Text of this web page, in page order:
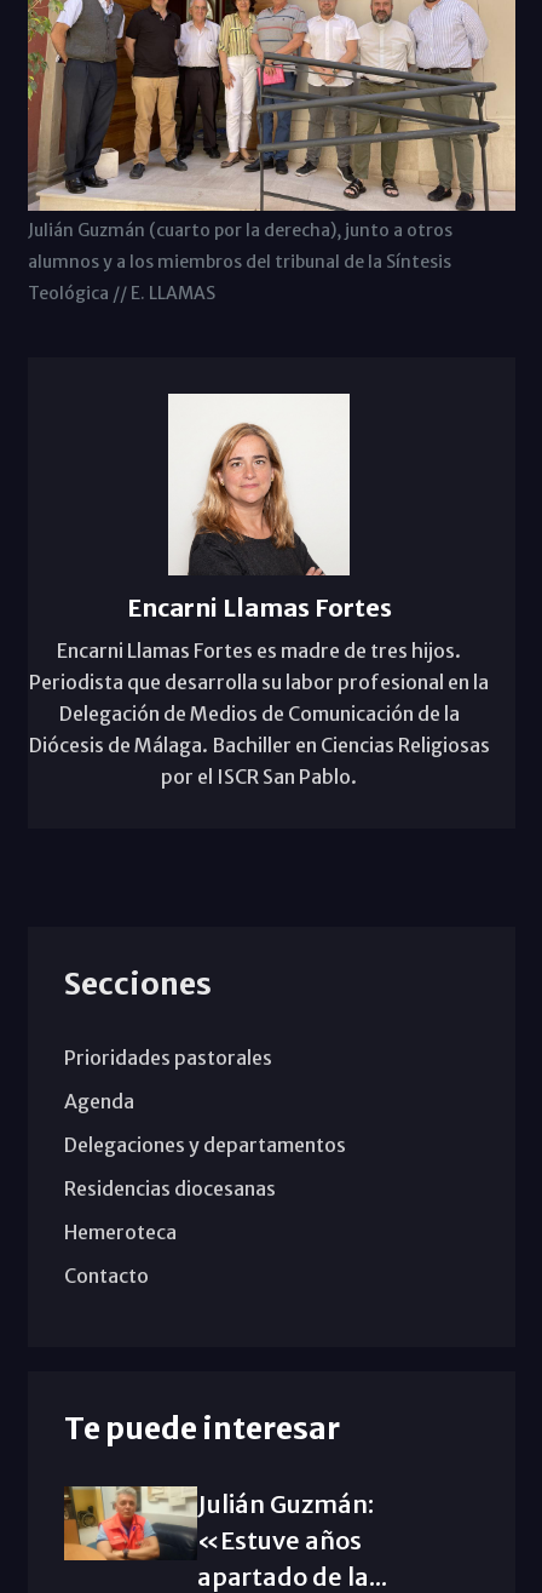
Julián Guzmán (cuarto por la derecha), junto a otros
alumnos y a los miembros del tribunal de la Síntesis
Teológica // E. LLAMAS
Encarni Llamas Fortes
Encarni Llamas Fortes es madre de tres hijos.
Periodista que desarrolla su labor profesional en la
Delegación de Medios de Comunicación de la
Diócesis de Málaga. Bachiller en Ciencias Religiosas
por el ISCR San Pablo.
Secciones
Prioridades pastorales
Agenda
Delegaciones y departamentos
Residencias diocesanas
Hemeroteca
Contacto
Te puede interesar
Julián Guzmán:
«Estuve años
apartado de la...